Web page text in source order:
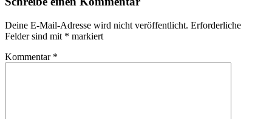
Deine E-Mail-Adresse wird nicht veröffentlicht. Erforderliche
Felder sind mit * markiert
Kommentar *